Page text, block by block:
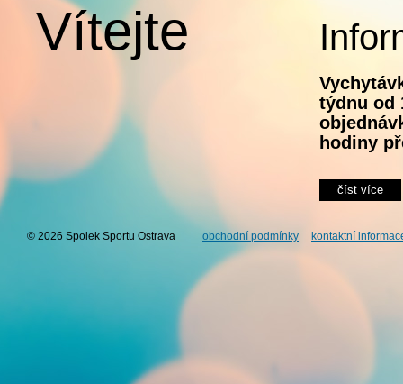
Vítejte
týdnu od
hodiny
číst více
© 2026 Spolek Sportu Ostrava obchodní podmínky kontaktní